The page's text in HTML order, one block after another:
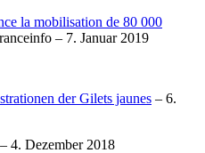
la mobilisation de 80 000
– 7. Januar 2019
der Gilets jaunes – 6.
– 4. Dezember 2018